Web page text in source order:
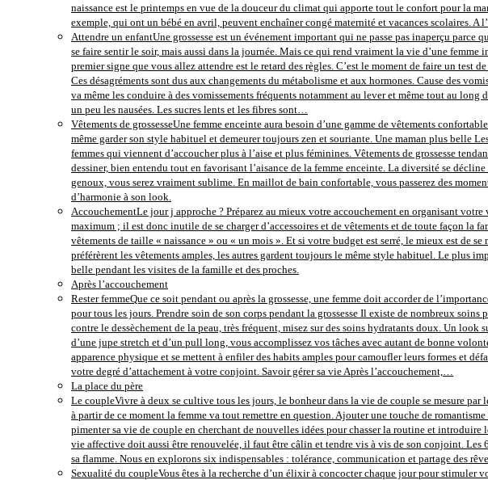
naissance est le printemps en vue de la douceur du climat qui apporte tout le confort pour la
exemple, qui ont un bébé en avril, peuvent enchaîner congé maternité et vacances scolaires.
Attendre un enfantUne grossesse est un événement important qui ne passe pas inaperçu
se faire sentir le soir, mais aussi dans la journée. Mais ce qui rend vraiment la vie d’une femme
premier signe que vous allez attendre est le retard des règles. C’est le moment de faire un test
Ces désagréments sont dus aux changements du métabolisme et aux hormones. Cause des
va même les conduire à des vomissements fréquents notamment au lever et même tout au
un peu les nausées. Les sucres lents et les fibres sont…
Vêtements de grossesseUne femme enceinte aura besoin d’une gamme de vêtements
même garder son style habituel et demeurer toujours zen et souriante. Une maman plus belle
femmes qui viennent d’accoucher plus à l’aise et plus féminines. Vêtements de grossesse
dessiner, bien entendu tout en favorisant l’aisance de la femme enceinte. La diversité se
genoux, vous serez vraiment sublime. En maillot de bain confortable, vous passerez des
d’harmonie à son look.
AccouchementLe jour j approche ? Préparez au mieux votre accouchement en organisant
maximum ; il est donc inutile de se charger d’accessoires et de vêtements et de toute façon la
vêtements de taille « naissance » ou « un mois ». Et si votre budget est serré, le mieux est de
préférèrent les vêtements amples, les autres gardent toujours le même style habituel. Le plus
belle pendant les visites de la famille et des proches.
Après l’accouchement
Rester femmeQue ce soit pendant ou après la grossesse, une femme doit accorder de
pour tous les jours. Prendre soin de son corps pendant la grossesse Il existe de nombreux
contre le dessèchement de la peau, très fréquent, misez sur des soins hydratants doux. Un
d’une jupe stretch et d’un pull long, vous accomplissez vos tâches avec autant de bonne
apparence physique et se mettent à enfiler des habits amples pour camoufler leurs formes et
votre degré d’attachement à votre conjoint. Savoir gérer sa vie Après l’accouchement,…
La place du père
Le coupleVivre à deux se cultive tous les jours, le bonheur dans la vie de couple se mesure
à partir de ce moment la femme va tout remettre en question. Ajouter une touche de
pimenter sa vie de couple en cherchant de nouvelles idées pour chasser la routine et
vie affective doit aussi être renouvelée, il faut être câlin et tendre vis à vis de son conjoint. Les
sa flamme. Nous en explorons six indispensables : tolérance, communication et partage des
Sexualité du coupleVous êtes à la recherche d’un élixir à concocter chaque jour pour stimuler